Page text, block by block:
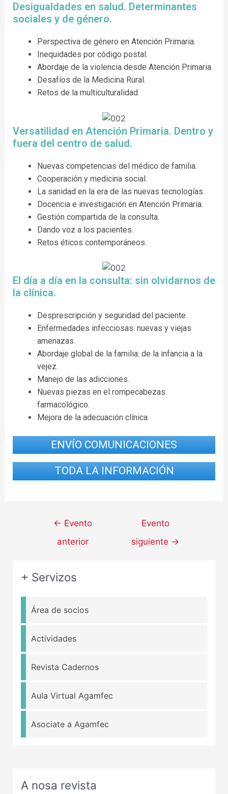
Desigualdades en salud. Determinantes
sociales y de género.
Perspectiva de género en Atención Primaria.
Inequidades por código postal.
Abordaje de la violencia desde Atención Primaria.
Desafíos de la Medicina Rural.
Retos de la multiculturalidad.
Versatilidad en Atención Primaria. Dentro y
fuera del centro de salud.
Nuevas competencias del médico de familia.
Cooperación y medicina social.
La sanidad en la era de las nuevas tecnologías.
Docencia e investigación en Atención Primaria.
Gestión compartida de la consulta.
Dando voz a los pacientes.
Retos éticos contemporáneos.
El día a día en la consulta: sin olvidarnos de
la clínica.
Desprescripción y seguridad del paciente.
Enfermedades infecciosas: nuevas y viejas
amenazas.
Abordaje global de la familia: de la infancia a la
vejez.
Manejo de las adicciones.
Nuevas piezas en el rompecabezas
farmacológico.
Mejora de la adecuación clínica.
ENVÍO COMUNICACIONES
TODA LA INFORMACIÓN
← Evento
anterior
Evento
siguiente →
+ Servizos
Área de socios
Actividades
Revista Cadernos
Aula Virtual Agamfec
Asociate a Agamfec
A nosa revista